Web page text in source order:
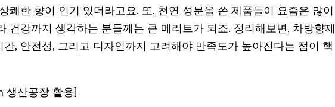
쾌한 향이 인기 있더라고요. 또, 천연 성분을 쓴 제품들이 요즘은 많이
건강까지 생각하는 분들께는 큰 메리트가 되죠. 정리해보면, 차방향제
간, 안전성, 그리고 디자인까지 고려해야 만족도가 높아진다는 점이 핵
생산공장 활용]